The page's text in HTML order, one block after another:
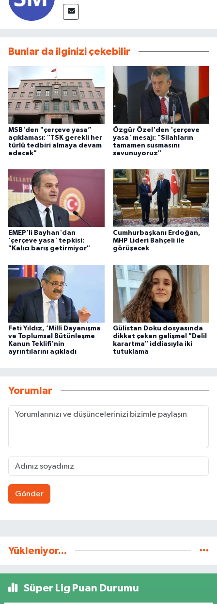
Bunlar da ilginizi çekebilir
MSB'den "çerçeve yasa”
açıklaması: "TSK gerekli her
türlü tedbiri almaya devam
edecek"
Özgür Özel'den 'çerçeve
yasa' mesajı: "Silahların
tamamen susmasını
savunuyoruz"
EMEP'li Bayhan'dan
'çerçeve yasa' tepkisi:
"Kalıcı barış getirmiyor"
Cumhurbaşkanı Erdoğan,
MHP Lideri Bahçeli ile
görüşecek
Feti Yıldız, ‘Millî Dayanışma
ve Toplumsal Bütünleşme
Kanun Teklifi'nin
ayrıntılarını açıkladı
Gülistan Doku dosyasında
dikkat çeken gelişme! "Delil
karartma" iddiasıyla iki
tutuklama
Yorumlar
Gönder
Yükleniyor...
Süper Lig Puan Durumu